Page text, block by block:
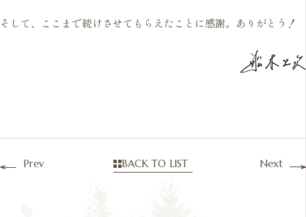
そして、ここまで続けさせてもらえたことに感謝。ありがとう！
Prev Next
BACK TO LIST